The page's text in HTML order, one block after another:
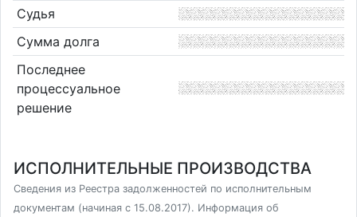
Судья
Сумма долга
Последнее
процессуальное
решение
ИСПОЛНИТЕЛЬНЫЕ ПРОИЗВОДСТВА
Сведения из Реестра задолженностей по исполнительным
документам (начиная с 15.08.2017). Информация об